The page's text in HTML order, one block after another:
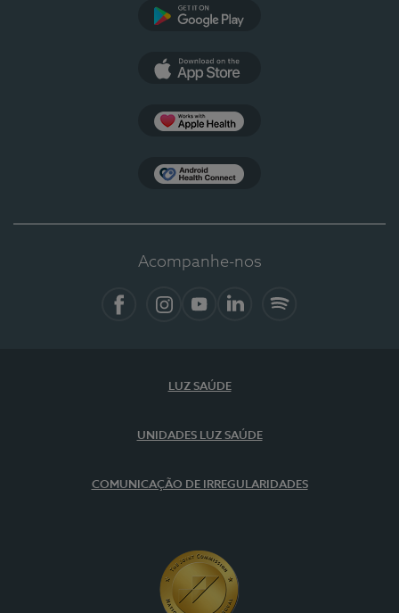
Acompanhe-nos
LUZ SAÚDE
UNIDADES LUZ SAÚDE
COMUNICAÇÃO DE IRREGULARIDADES